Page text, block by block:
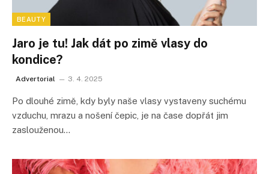
BEAUTY
Jaro je tu! Jak dát po zimě vlasy do
kondice?
Advertorial 3. 4. 2025
Po dlouhé zimě, kdy byly naše vlasy vystaveny suchému
vzduchu, mrazu a nošení čepic, je na čase dopřát jim
zaslouženou…